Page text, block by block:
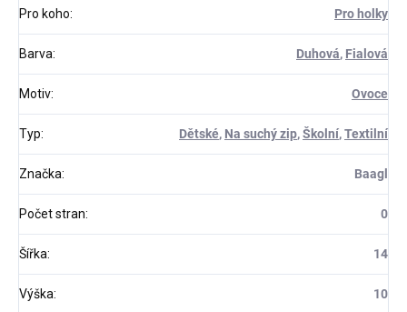
Pro koho: Pro holky
Barva: Duhová, Fialová
Motiv: Ovoce
Typ: Dětské, Na suchý zip,Školní,Textilní
Značka: Baagl
Počet stran: 0
Šířka: 14
Výška: 10